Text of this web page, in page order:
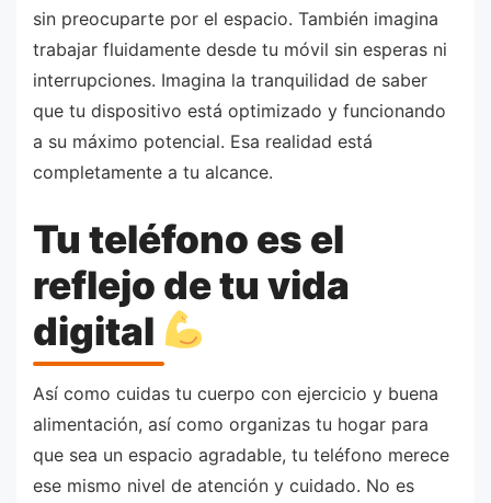
sin preocuparte por el espacio. También imagina
trabajar fluidamente desde tu móvil sin esperas ni
interrupciones. Imagina la tranquilidad de saber
que tu dispositivo está optimizado y funcionando
a su máximo potencial. Esa realidad está
completamente a tu alcance.
Tu teléfono es el
reflejo de tu vida
digital
Así como cuidas tu cuerpo con ejercicio y buena
alimentación, así como organizas tu hogar para
que sea un espacio agradable, tu teléfono merece
ese mismo nivel de atención y cuidado. No es